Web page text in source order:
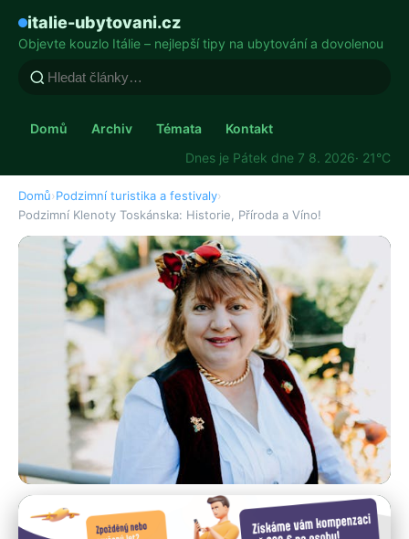
italie-ubytovani.cz
Objevte kouzlo Itálie – nejlepší tipy na ubytování a dovolenou
Domů Archiv Témata
Kontakt
Dnes je Pátek dne 7 8. 2026· 21°C
Domů›Podzimní turistika a festivaly›
Podzimní Klenoty Toskánska: Historie, Příroda a Víno!
Podzimní turistika a festivaly